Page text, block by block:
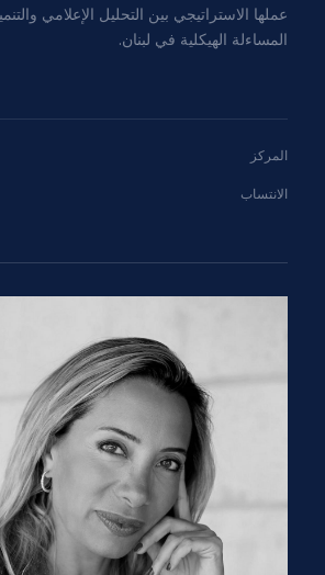
عملها الاستراتيجي بين التحليل الإعلامي
المساءلة الهيكلية في لبنان.
المركز
الانتساب